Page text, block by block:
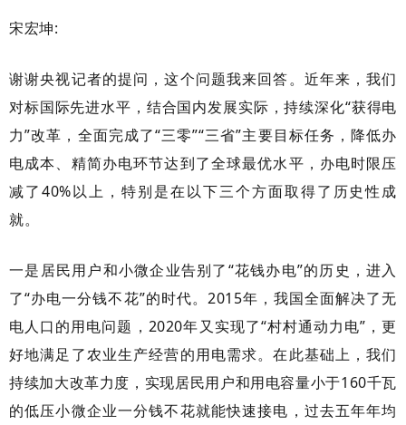
宋宏坤:
谢谢央视记者的提问，这个问题我来回答。近年来，我们
对标国际先进水平，结合国内发展实际，持续深化“获得电
力”改革，全面完成了“三零”“三省”主要目标任务，降低办
电成本、精简办电环节达到了全球最优水平，办电时限压
减了40%以上，特别是在以下三个方面取得了历史性成
就。
一是居民用户和小微企业告别了“花钱办电”的历史，进入
了“办电一分钱不花”的时代。2015年，我国全面解决了无
电人口的用电问题，2020年又实现了“村村通动力电”，更
好地满足了农业生产经营的用电需求。在此基础上，我们
持续加大改革力度，实现居民用户和用电容量小于160千瓦
的低压小微企业一分钱不花就能快速接电，过去五年年均